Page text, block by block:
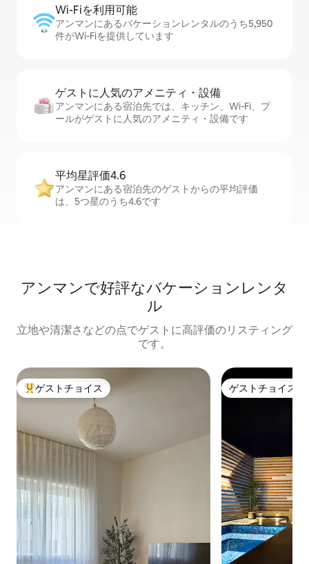
Wi-Fiを利⁠用⁠可⁠能
アンマンにあるバケーションレンタルのうち5,950
件がWi-Fiを提供しています
ゲストに人⁠気⁠のア⁠メ⁠ニ⁠テ⁠ィ・設⁠備
アンマンにある宿泊先では、キッチン、Wi-Fi、プ
ールがゲストに人気のアメニティ・設備です
平均星評価4.6
アンマンにある宿泊先のゲストからの平均評価
は、5つ星のうち4.6です
アンマンで好評なバケーションレンタ
ル
立地や清潔さなどの点でゲストに高評価のリスティング
です。
大好評のゲストチョイスです。
ゲストチョイス ゲストチョイス
ゲストチョイス